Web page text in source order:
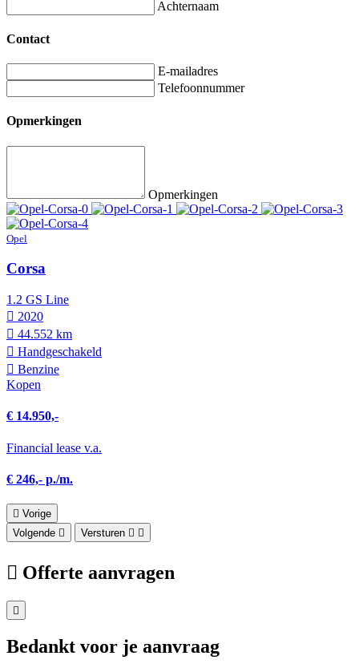
Achternaam
Contact
E-mailadres
Telefoonnummer
Opmerkingen
Opmerkingen
Opel
Corsa
1.2 GS Line
2020
44.552 km
Hand­geschakeld
Benzine
Kopen
€ 14.950,-
Financial lease v.a.
€ 246,- p./m.
Vorige
Volgende
Versturen
Offerte aanvragen
Bedankt voor je aanvraag